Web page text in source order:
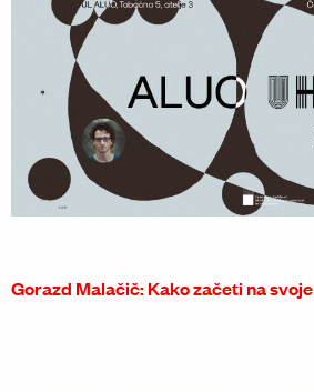
Gorazd Malačič: Kako začeti na svoje